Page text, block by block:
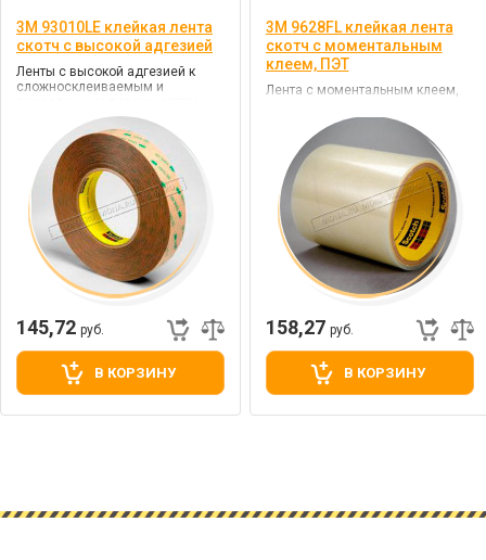
3M 93010LE клейкая лента
скотч с высокой адгезией
Ленты с высокой адгезией к
сложносклеиваемым и
145,72 руб.
В КОРЗИНУ
3M 9628FL клейкая лента
скотч с моментальным
клеем, ПЭТ
Лента с моментальным клеем,
158,27 руб.
В КОРЗИНУ